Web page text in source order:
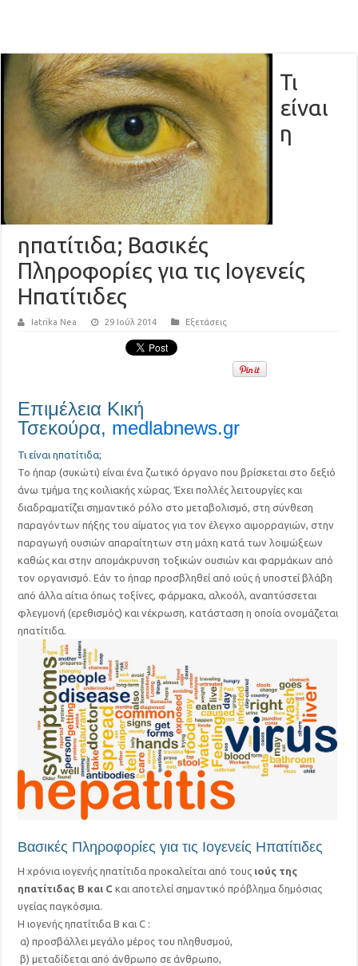
Τι
είναι
η
ηπατίτιδα; Βασικές
Πληροφορίες για τις Ιογενείς
Ηπατίτιδες
Iatrika Nea 29 Ιούλ 2014 Εξετάσεις
Επιμέλεια Κική
Τσεκούρα, medlabnews.gr
Τι είναι ηπατίτιδα;
Το ήπαρ (συκώτι) είναι ένα ζωτικό όργανο που βρίσκεται στο δεξιό
άνω τμήμα της κοιλιακής χώρας. Έχει πολλές λειτουργίες και
διαδραματίζει σημαντικό ρόλο στο μεταβολισμό, στη σύνθεση
παραγόντων πήξης του αίματος για τον έλεγχο αιμορραγιών, στην
παραγωγή ουσιών απαραίτητων στη μάχη κατά των λοιμώξεων
καθώς και στην απομάκρυνση τοξικών ουσιών και φαρμάκων από
τον οργανισμό. Εάν το ήπαρ προσβληθεί από ιούς ή υποστεί βλάβη
από άλλα αίτια όπως τοξίνες, φάρμακα, αλκοόλ, αναπτύσσεται
φλεγμονή (ερεθισμός) και νέκρωση, κατάσταση η οποία ονομάζεται
ηπατίτιδα.
Βασικές Πληροφορίες για τις Ιογενείς Ηπατίτιδες
Η χρόνια ιογενής ηπατίτιδα προκαλείται από τους ιούς της
ηπατίτιδας B και C και αποτελεί σημαντικό πρόβλημα δημόσιας
υγείας παγκόσμια.
Η ιογενής ηπατίτιδα B και C :
α) προσβάλλει μεγάλο μέρος του πληθυσμού,
β) μεταδίδεται από άνθρωπο σε άνθρωπο,